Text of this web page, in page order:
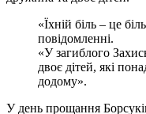
«Їхній біль – це
повідомленні.
«У загиблого
двоє дітей, які
додому».
У день прощання